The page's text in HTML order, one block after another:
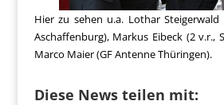
Hier zu sehen u.a. Lothar
Aschaffenburg), Markus Eibeck (2 v.r.,
Marco Maier (GF Antenne Thüringen).
Diese News teilen mit: